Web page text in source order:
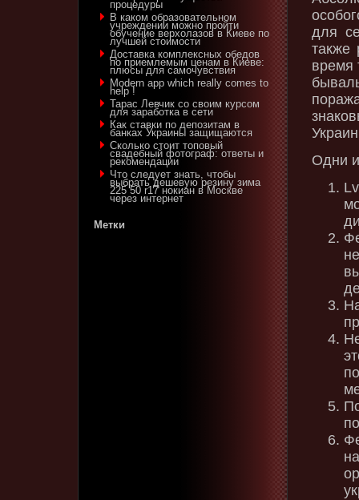
процедуры
В каком образовательном
учреждении можно пройти
обучение верхолазов в Киеве по
лучшей стоимости
Доставка комплексных обедов
по приемлемым ценам в Киеве:
плюсы для самочувствия
Modern app which really comes to
help !
Тарас Левчик со своим курсом
для заработка в сети
Как ставки по депозитам в
банках Украины защищаются
Сколько стоит топовый
свадебный фотограф: ответы и
рекомендации
Что следует знать, чтобы
выбрать дешевую резину зима
225 50 r17 нокиан в Москве
через интернет
Метки
для
также
время
Одни